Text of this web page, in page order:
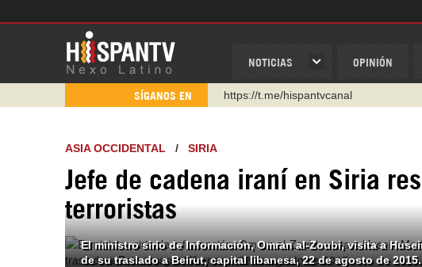
NOTICIAS OPINIÓN
SÍGANOS EN
https://urmedium.com/c/hispantv
https://www.facebook.com/
https://www.youtube.com/@nexo_latino
http://twitter.com/nexo_latino
https://t.me/hispantvcanal
ASIA OCCIDENTAL / SIRIA
Jefe de cadena iraní en Siria
terroristas
El ministro sirio de Información, Omran al-Zoubi, visita a
de su traslado a Beirut, capital libanesa, 22 de agosto de 2015.